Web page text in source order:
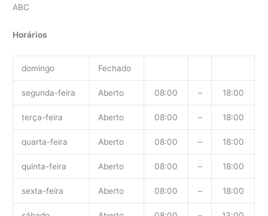
ABC
Horários
domingo Fechado
segunda-feira Aberto 08:00 – 18:00
terça-feira Aberto 08:00 – 18:00
quarta-feira Aberto 08:00 – 18:00
quinta-feira Aberto 08:00 – 18:00
sexta-feira Aberto 08:00 – 18:00